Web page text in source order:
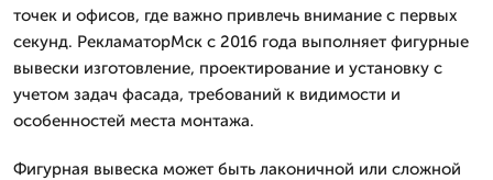
точек и офисов, где важно привлечь внимание с первых
секунд. РекламаторМск с 2016 года выполняет фигурные
вывески изготовление, проектирование и установку с
учетом задач фасада, требований к видимости и
особенностей места монтажа.
Фигурная вывеска может быть лаконичной или сложной